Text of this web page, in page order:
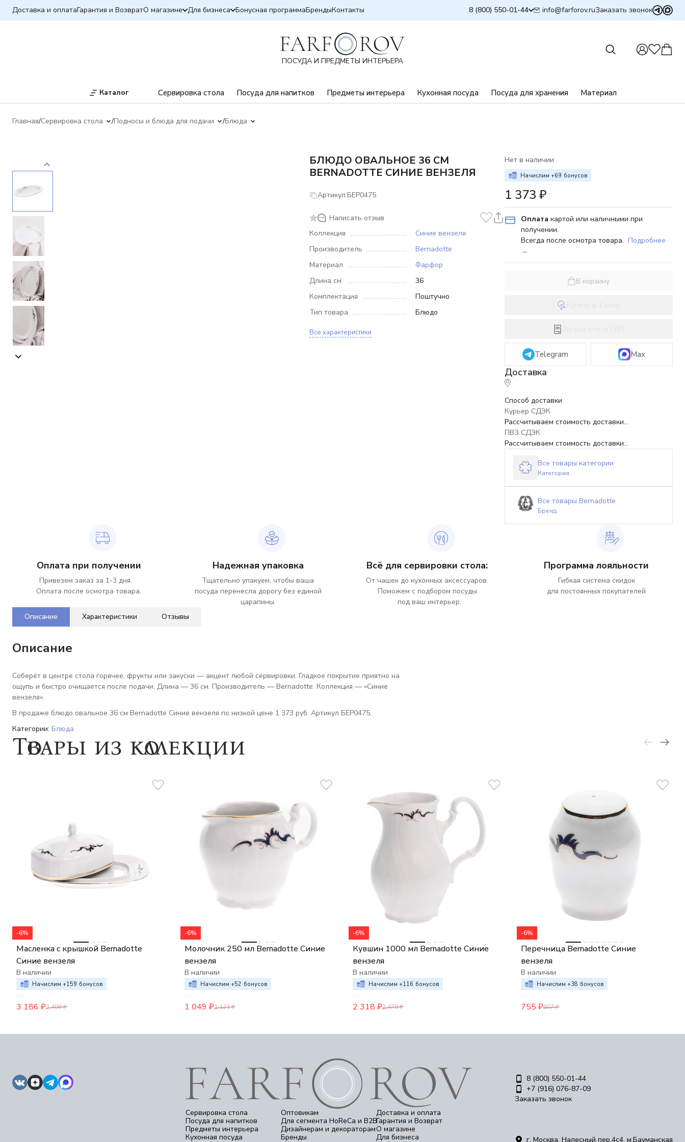
Доставка и оплатаГарантия и ВозвратО магазине Для бизнеса Бонусная программаБрендыКонтакты 8 (800) 550-01-44 info@farforov.ruЗаказать звонок
ПОСУДА И ПРЕДМЕТЫ ИНТЕРЬЕРА
Каталог Сервировка стола Посуда для напитков Предметы интерьера Кухонная посуда Посуда для хранения Материал
Главная Сервировка стола Подносы и блюда для подачи Блюда
БЛЮДО ОВАЛЬНОЕ 36 СМ
BERNADOTTE СИНИЕ ВЕНЗЕЛЯ
Артикул:БЕР0475
Написать отзыв
Коллекция
Синие вензеля
Производитель
Bernadotte
Материал
Фарфор
Длина см.
36
Комплектация
Поштучно
Тип товара
Блюдо
Все характеристики
Нет в наличии
Начислим +69 бонусов
1 373 ₽
Оплата картой или наличными при
получении.
Всегда после осмотра товара. Подробнее
→
В корзину
Telegram Max
Способ доставки
Курьер СДЭК
Рассчитываем стоимость доставки...
ПВЗ СДЭК
Рассчитываем стоимость доставки...
Все товары категории
Категория
Все товары Bernadotte
Бренд
Оплата при получении
Привезем заказ за 1-3 дня.
Оплата после осмотра товара.
Надежная упаковка
Тщательно упакуем, чтобы ваша
посуда перенесла дорогу без единой
царапины.
Всё для сервировки стола:
От чашек до кухонных аксессуаров.
Поможем с подбором посуды
под ваш интерьер.
Программа лояльности
Гибкая система скидок
для постоянных покупателей
Описание Характеристики Отзывы
Описание
Соберёт в центре стола горячее, фрукты или закуски — акцент любой сервировки. Гладкое покрытие приятно на
ощупь и быстро очищается после подачи. Длина — 36 см. Производитель — Bernadotte. Коллекция — «Синие
вензеля».
В продаже блюдо овальное 36 см Bernadotte Синие вензеля по низкой цене 1 373 руб. Артикул БЕР0475.
Категории: Блюда
Товары из коллекции
-6%
Масленка с крышкой Bernadotte
Синие вензеля
В наличии
Начислим +159 бонусов
3 186 ₽3 406₽
-6%
Молочник 250 мл Bernadotte Синие
вензеля
В наличии
Начислим +52 бонусов
1 049 ₽1 121₽
-6%
Кувшин 1000 мл Bernadotte Синие
вензеля
В наличии
Начислим +116 бонусов
2 318 ₽2 478₽
-6%
Перечница Bernadotte Синие
вензеля
В наличии
Начислим +38 бонусов
755 ₽807₽
Сервировка стола
Посуда для напитков
Предметы интерьера
Кухонная посуда
Оптовикам
Для сегмента HoReCa и B2B
Дизайнерам и декораторам
Бренды
Доставка и оплата
Гарантия и Возврат
О магазине
Для бизнеса
8 (800) 550-01-44
+7 (916) 076-87-09
Заказать звонок
г. Москва, Налесный пер.4c4, м.Бауманская